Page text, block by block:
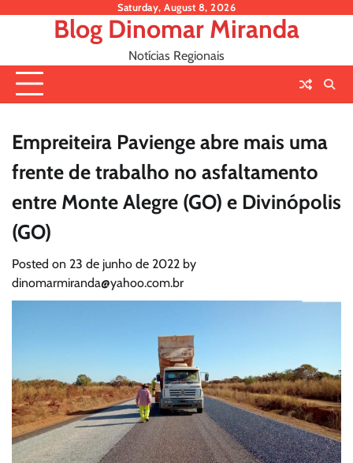
Saturday, August 8, 2026
Blog Dinomar Miranda
Notícias Regionais
Empreiteira Pavienge abre mais uma
frente de trabalho no asfaltamento
entre Monte Alegre (GO) e Divinópolis
(GO)
Posted on 23 de junho de 2022 by
dinomarmiranda@yahoo.com.br